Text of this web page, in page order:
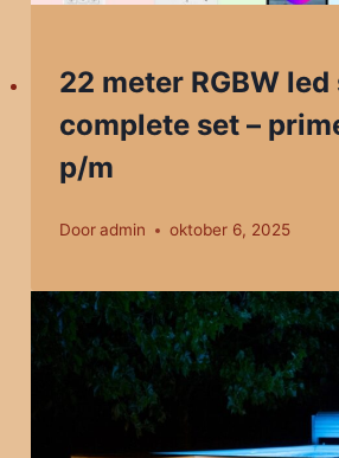
22 meter RGBW
complete set –
p/m
Door admin oktober 6, 2025